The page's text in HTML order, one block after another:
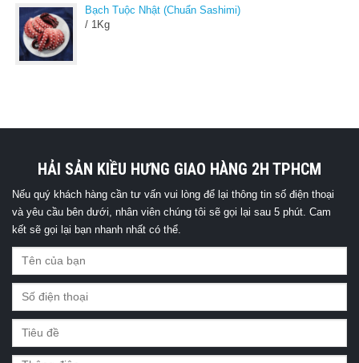
Bạch Tuộc Nhật (Chuẩn Sashimi)
/ 1Kg
HẢI SẢN KIỀU HƯNG GIAO HÀNG 2H TPHCM
Nếu quý khách hàng cần tư vấn vui lòng để lại thông tin số điện thoại
và yêu cầu bên dưới, nhân viên chúng tôi sẽ gọi lại sau 5 phút. Cam
kết sẽ gọi lại bạn nhanh nhất có thể.